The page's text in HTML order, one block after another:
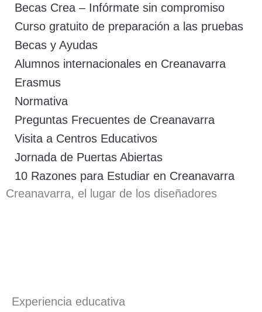
Becas Crea – Infórmate sin compromiso
Curso gratuito de preparación a las pruebas
Becas y Ayudas
Alumnos internacionales en Creanavarra
Erasmus
Normativa
Preguntas Frecuentes de Creanavarra
Visita a Centros Educativos
Jornada de Puertas Abiertas
10 Razones para Estudiar en Creanavarra
Creanavarra, el lugar de los diseñadores
Experiencia educativa